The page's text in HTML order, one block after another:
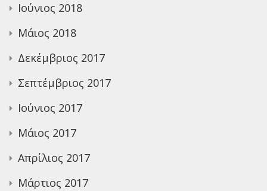
Ιούνιος 2018
Μάιος 2018
Δεκέμβριος 2017
Σεπτέμβριος 2017
Ιούνιος 2017
Μάιος 2017
Απρίλιος 2017
Μάρτιος 2017